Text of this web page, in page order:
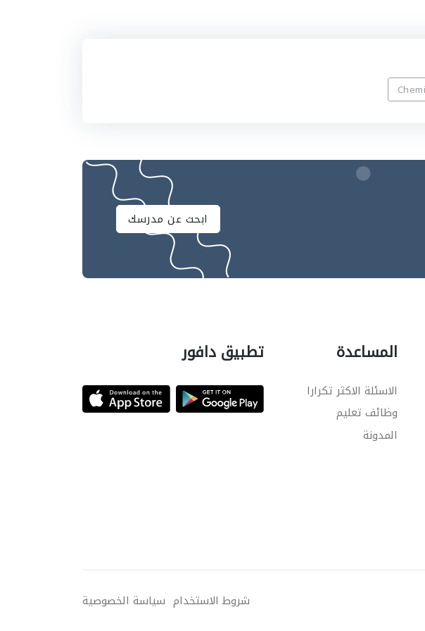
ابحث عن مدرسك
المساعدة
الاسئلة الاكثر تكرارا
وظائف تعليم
المدونة
تطبيق دافور
شروط الاستخدام سياسة الخصوصية